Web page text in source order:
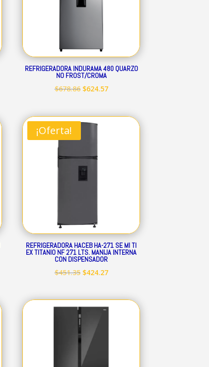
REFRIGERADORA INDURAMA 480 QUARZO
NO FROST/CROMA
$678.86 El
original
era:
$624.57El
actual
¡Oferta!
REFRIGERADORA HACEB HA-271 SE MI TI
EX TITANIO NF 271 LTS. MANIJA INTERNA
CON DISPENSADOR
$451.35 El
original
$424.27El
actual